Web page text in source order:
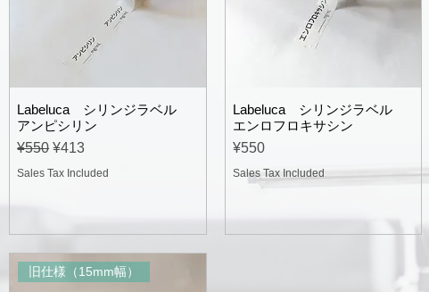
Labeluca シリンジラベル
アンピシリン
Regular Price
¥550 Sale Price
¥413
Sales Tax Included
Labeluca シリンジラベル
エンロフロキサシン
Price
¥550
Sales Tax Included
旧仕様（15mm幅）